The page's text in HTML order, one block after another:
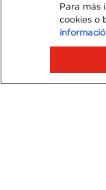
Para más
cookies o